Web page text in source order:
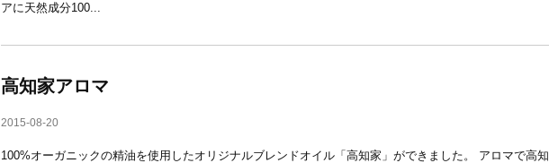
アに天然成分100...
高知家アロマ
2015-08-20
100%オーガニックの精油を使用したオリジナルブレンドオイル「高知家」ができました。 アロマで高知